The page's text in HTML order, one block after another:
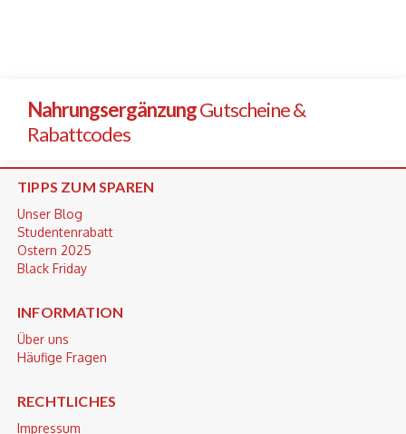
NahrungsergänzungGutscheine &
Rabattcodes
TIPPS ZUM SPAREN
Unser Blog
Studentenrabatt
Ostern 2025
Black Friday
INFORMATION
Über uns
Häufige Fragen
RECHTLICHES
Impressum